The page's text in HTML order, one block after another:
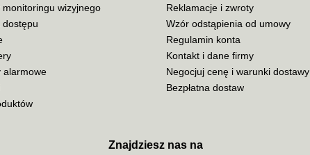
AISKO
monitoringu wizyjnego
dostępu
alarmowe
Reklamacje i zwroty
Wzór odstąpienia od umowy
Regulamin konta
Kontakt i dane firmy
Negocjuj cenę i warunki dostawy
Bezpłatna dostaw
Znajdziesz nas na